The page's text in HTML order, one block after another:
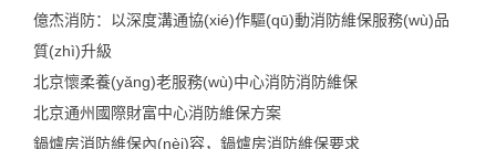
億杰消防：以深度溝通協(xié)作驅(qū)動消防維保服務(wù)品
質(zhì)升級
北京懷柔養(yǎng)老服務(wù)中心消防消防維保
北京通州國際財富中心消防維保方案
鍋爐房消防維保內(nèi)容，鍋爐房消防維保要求